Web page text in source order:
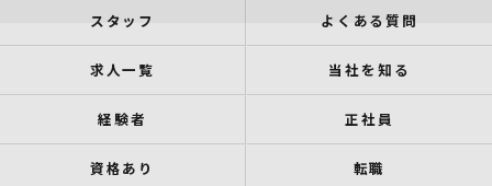
スタッフ よくある質問
求人一覧 当社を知る
経験者 正社員
資格あり 転職